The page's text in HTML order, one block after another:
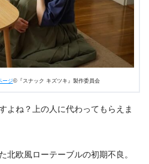
ージ©『スナック キズツキ』製作委員会
よね？上の人に代わってもらえま
北欧風ローテーブルの初期不良。